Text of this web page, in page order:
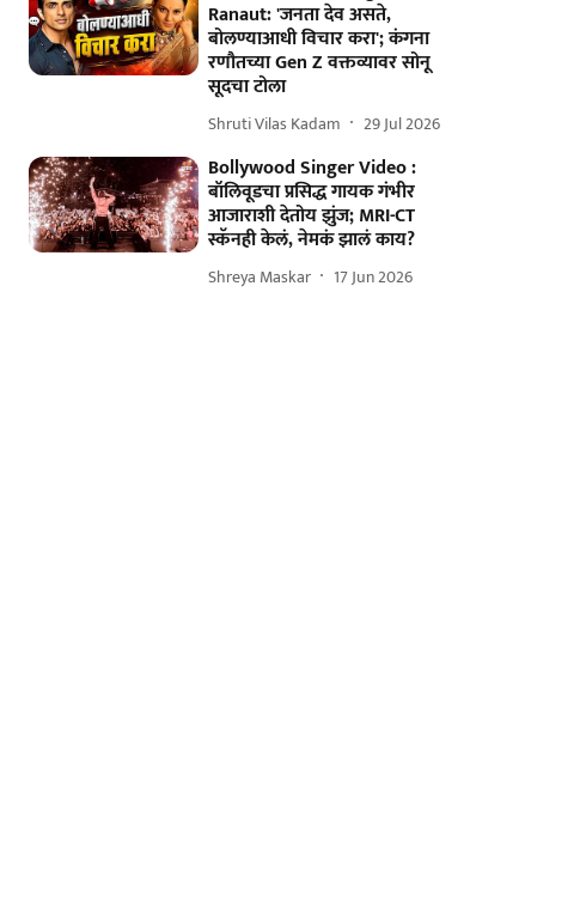
Ranaut: 'जनता देव असते,
बोलण्याआधी विचार करा'; कंगना
रणौतच्या Gen Z वक्तव्यावर सोनू
सूदचा टोला
Shruti Vilas Kadam 29 Jul 2026
Bollywood Singer Video :
बॉलिवूडचा प्रसिद्ध गायक गंभीर
आजाराशी देतोय झुंज; MRI-CT
स्कॅनही केलं, नेमकं झालं काय?
Shreya Maskar 17 Jun 2026